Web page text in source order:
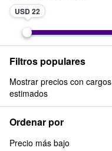
USD 22
Filtros populares
Mostrar precios con cargos
estimados
Ordenar por
Precio más bajo